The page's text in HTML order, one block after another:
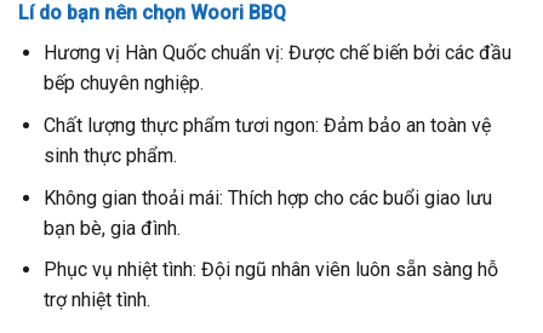
Lí do bạn nên chọn Woori BBQ
Hương vị Hàn Quốc chuẩn vị: Được chế biến bởi các đầu
bếp chuyên nghiệp.
Chất lượng thực phẩm tươi ngon: Đảm bảo an toàn vệ
sinh thực phẩm.
Không gian thoải mái: Thích hợp cho các buổi giao lưu
bạn bè, gia đình.
Phục vụ nhiệt tình: Đội ngũ nhân viên luôn sẵn sàng hỗ
trợ nhiệt tình.